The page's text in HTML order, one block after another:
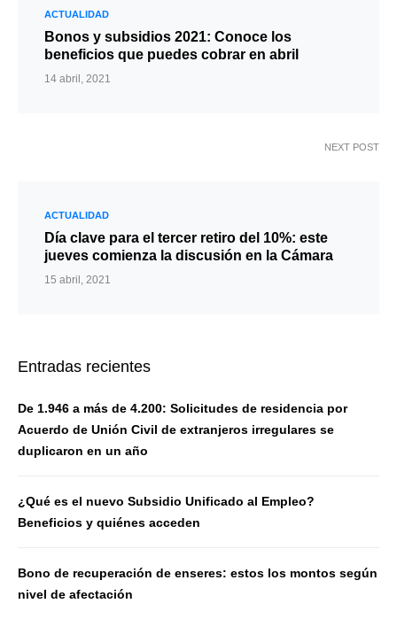
ACTUALIDAD
Bonos y subsidios 2021: Conoce los
beneficios que puedes cobrar en abril
14 abril, 2021
NEXT POST
ACTUALIDAD
Día clave para el tercer retiro del 10%: este
jueves comienza la discusión en la Cámara
15 abril, 2021
Entradas recientes
De 1.946 a más de 4.200: Solicitudes de residencia por
Acuerdo de Unión Civil de extranjeros irregulares se
duplicaron en un año
¿Qué es el nuevo Subsidio Unificado al Empleo?
Beneficios y quiénes acceden
Bono de recuperación de enseres: estos los montos según
nivel de afectación